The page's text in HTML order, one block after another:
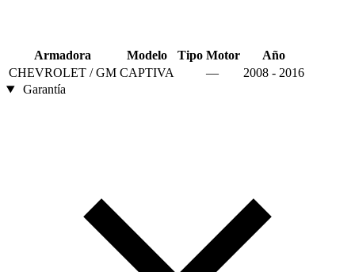
Armadora Modelo Tipo Motor
Año
CHEVROLET / GM CAPTIVA —
2008 - 2016
Garantía